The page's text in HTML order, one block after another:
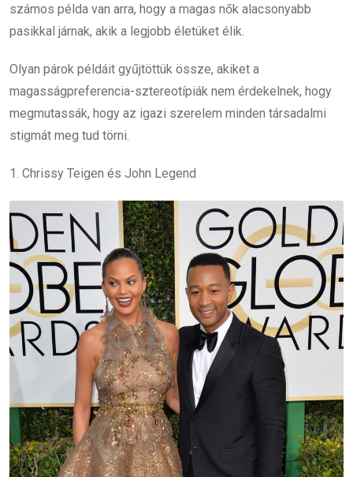
számos példa van arra, hogy a magas nők alacsonyabb
pasikkal járnak, akik a legjobb életüket élik.
Olyan párok példáit gyűjtöttük össze, akiket a
magasságpreferencia-sztereotípiák nem érdekelnek, hogy
megmutassák, hogy az igazi szerelem minden társadalmi
stigmát meg tud törni.
1. Chrissy Teigen és John Legend